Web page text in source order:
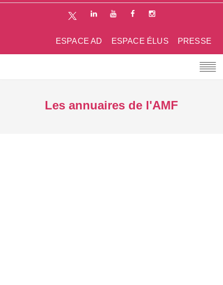
PRESSE
ESPACE ÉLUS
ESPACE AD
Les annuaires de l'AMF